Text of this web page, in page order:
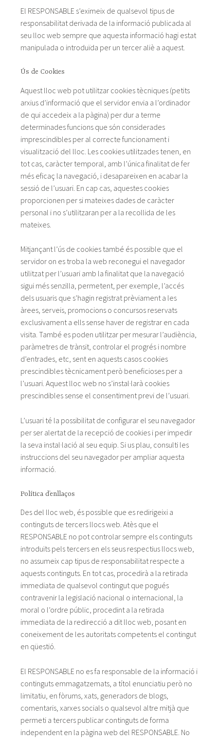
El RESPONSABLE s’eximeix de qualsevol tipus de
responsabilitat derivada de la informació publicada al
seu lloc web sempre que aquesta informació hagi estat
manipulada o introduïda per un tercer aliè a aquest.
Ús de Cookies
Aquest lloc web pot utilitzar cookies tècniques (petits
arxius d’informació que el servidor envia a l’ordinador
de qui accedeix a la pàgina) per dur a terme
determinades funcions que són considerades
imprescindibles per al correcte funcionament i
visualització del lloc. Les cookies utilitzades tenen, en
tot cas, caràcter temporal, amb l’única finalitat de fer
més eficaç la navegació, i desapareixen en acabar la
sessió de l’usuari. En cap cas, aquestes cookies
proporcionen per si mateixes dades de caràcter
personal i no s’utilitzaran per a la recollida de les
mateixes.
Mitjançant l’ús de cookies també és possible que el
servidor on es troba la web reconegui el navegador
utilitzat per l’usuari amb la finalitat que la navegació
sigui més senzilla, permetent, per exemple, l’accés
dels usuaris que s’hagin registrat prèviament a les
àrees, serveis, promocions o concursos reservats
exclusivament a ells sense haver de registrar en cada
visita. També es poden utilitzar per mesurar l’audiència,
paràmetres de trànsit, controlar el progrés i nombre
d’entrades, etc, sent en aquests casos cookies
prescindibles tècnicament però beneficioses per a
l’usuari. Aquest lloc web no s’instal·larà cookies
prescindibles sense el consentiment previ de l’usuari.
L’usuari té la possibilitat de configurar el seu navegador
per ser alertat de la recepció de cookies i per impedir
la seva instal·lació al seu equip. Si us plau, consulti les
instruccions del seu navegador per ampliar aquesta
informació.
Política d’enllaços
Des del lloc web, és possible que es redirigeixi a
continguts de tercers llocs web. Atès que el
RESPONSABLE no pot controlar sempre els continguts
introduïts pels tercers en els seus respectius llocs web,
no assumeix cap tipus de responsabilitat respecte a
aquests continguts. En tot cas, procedirà a la retirada
immediata de qualsevol contingut que pogués
contravenir la legislació nacional o internacional, la
moral o l’ordre públic, procedint a la retirada
immediata de la redirecció a dit lloc web, posant en
coneixement de les autoritats competents el contingut
en qüestió.
El RESPONSABLE no es fa responsable de la informació i
continguts emmagatzemats, a títol enunciatiu però no
limitatiu, en fòrums, xats, generadors de blogs,
comentaris, xarxes socials o qualsevol altre mitjà que
permeti a tercers publicar continguts de forma
independent en la pàgina web del RESPONSABLE. No